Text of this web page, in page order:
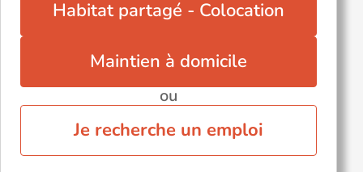
Habitat partagé - Colocation
Maintien à domicile
ou
Je recherche un emploi